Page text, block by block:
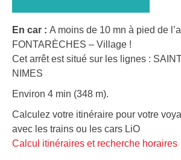
En car : A moins de 10 mn à pied de
FONTARÈCHES – Village !
Cet arrêt est situé sur les lignes :
NIMES
Environ 4 min (348 m).
Calculez votre itinéraire pour votre
avec les trains ou les cars LiO
Calcul itinéraires et recherche horaires